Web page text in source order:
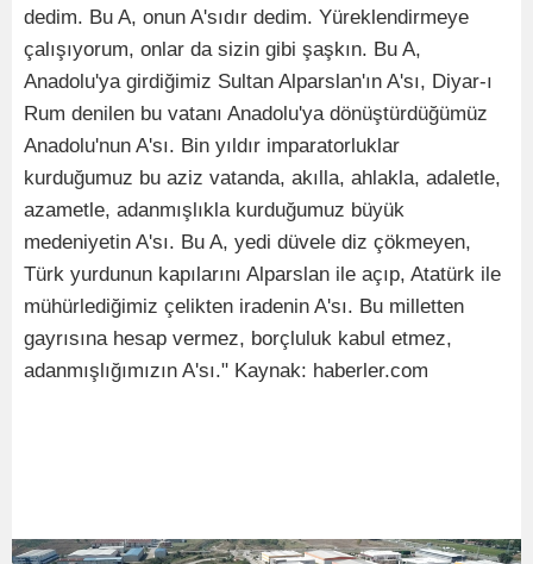
dedim. Bu A, onun A'sıdır dedim. Yüreklendirmeye
çalışıyorum, onlar da sizin gibi şaşkın. Bu A,
Anadolu'ya girdiğimiz Sultan Alparslan'ın A'sı, Diyar-ı
Rum denilen bu vatanı Anadolu'ya dönüştürdüğümüz
Anadolu'nun A'sı. Bin yıldır imparatorluklar
kurduğumuz bu aziz vatanda, akılla, ahlakla, adaletle,
azametle, adanmışlıkla kurduğumuz büyük
medeniyetin A'sı. Bu A, yedi düvele diz çökmeyen,
Türk yurdunun kapılarını Alparslan ile açıp, Atatürk ile
mühürlediğimiz çelikten iradenin A'sı. Bu milletten
gayrısına hesap vermez, borçluluk kabul etmez,
adanmışlığımızın A'sı." Kaynak: haberler.com